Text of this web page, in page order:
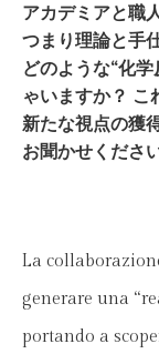
アカデミアと
つまり理論と手
どのような“化
ゃいますか？ こ
新たな視点の獲
お聞かせください
La
generare una
portando a